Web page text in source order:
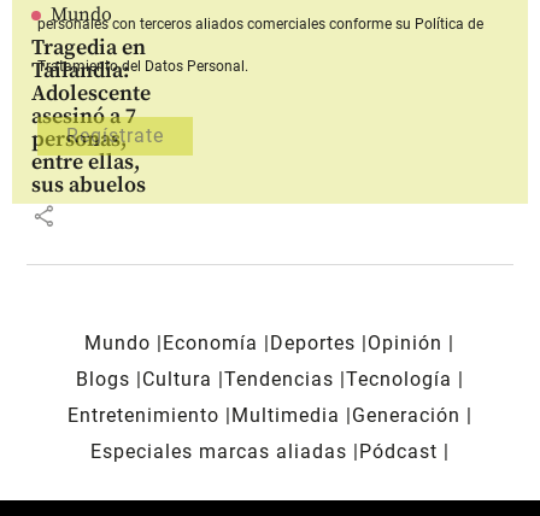
Mundo
Tragedia en
Tailandia:
Adolescente
asesinó a 7
personas,
entre ellas,
sus abuelos
share
personales con terceros aliados comerciales conforme su Política de
Tratamiento del Datos Personal.
Mundo Economía Deportes
Opinión
Blogs
Cultura Tendencias Tecnología
Entretenimiento
Multimedia
Generación
Especiales marcas aliadas
Pódcast